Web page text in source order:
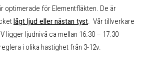
optimerade för Elementfläkten. De är
lågt ljud eller nästan tyst . Vår tillverkare
ligger ljudnivå ca mellan 16.30 – 17.30
i olika hastighet från 3-12v.